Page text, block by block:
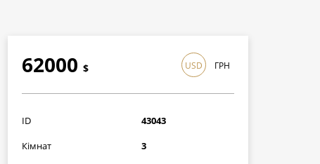
62000 $
1798000грн
USD ГРН
ID
43043
Кімнат
3